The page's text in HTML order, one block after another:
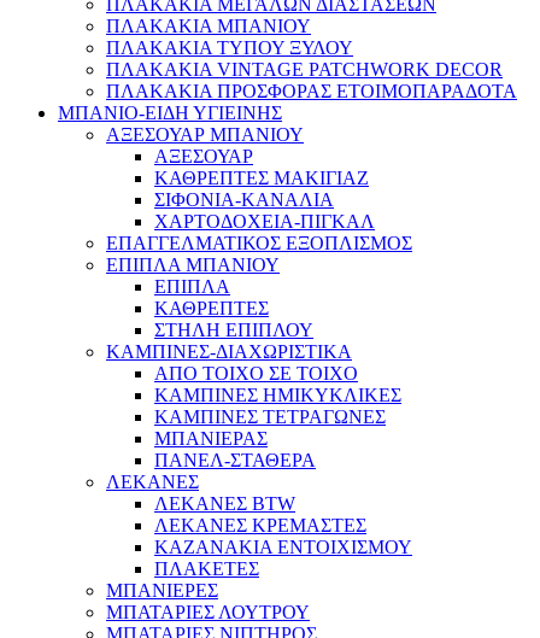
ΠΛΑΚΑΚΙΑ ΜΕΓΑΛΩΝ ΔΙΑΣΤΑΣΕΩΝ
ΠΛΑΚΑΚΙΑ ΜΠΑΝΙΟΥ
ΠΛΑΚΑΚΙΑ ΤΥΠΟΥ ΞΥΛΟΥ
ΠΛΑΚΑΚΙΑ VINTAGE PATCHWORK DECOR
ΠΛΑΚΑΚΙΑ ΠΡΟΣΦΟΡΑΣ ΕΤΟΙΜΟΠΑΡΑΔΟΤΑ
ΜΠΑΝΙΟ-ΕΙΔΗ ΥΓΙΕΙΝΗΣ
ΑΞΕΣΟΥΑΡ ΜΠΑΝΙΟΥ
ΑΞΕΣΟΥΑΡ
ΚΑΘΡΕΠΤΕΣ ΜΑΚΙΓΙΑΖ
ΣΙΦΟΝΙΑ-ΚΑΝΑΛΙΑ
ΧΑΡΤΟΔΟΧΕΙΑ-ΠΙΓΚΑΛ
ΕΠΑΓΓΕΛΜΑΤΙΚΟΣ ΕΞΟΠΛΙΣΜΟΣ
ΕΠΙΠΛΑ ΜΠΑΝΙΟΥ
ΕΠΙΠΛΑ
ΚΑΘΡΕΠΤΕΣ
ΣΤΗΛΗ ΕΠΙΠΛΟΥ
ΚΑΜΠΙΝΕΣ-ΔΙΑΧΩΡΙΣΤΙΚΑ
ΑΠΟ ΤΟΙΧΟ ΣΕ ΤΟΙΧΟ
ΚΑΜΠΙΝΕΣ ΗΜΙΚΥΚΛΙΚΕΣ
ΚΑΜΠΙΝΕΣ ΤΕΤΡΑΓΩΝΕΣ
ΜΠΑΝΙΕΡΑΣ
ΠΑΝΕΛ-ΣΤΑΘΕΡΑ
ΛΕΚΑΝΕΣ
ΛΕΚΑΝΕΣ BTW
ΛΕΚΑΝΕΣ ΚΡΕΜΑΣΤΕΣ
ΚΑΖΑΝΑΚΙΑ ΕΝΤΟΙΧΙΣΜΟΥ
ΠΛΑΚΕΤΕΣ
ΜΠΑΝΙΕΡΕΣ
ΜΠΑΤΑΡΙΕΣ ΛΟΥΤΡΟΥ
ΜΠΑΤΑΡΙΕΣ ΝΙΠΤΗΡΟΣ